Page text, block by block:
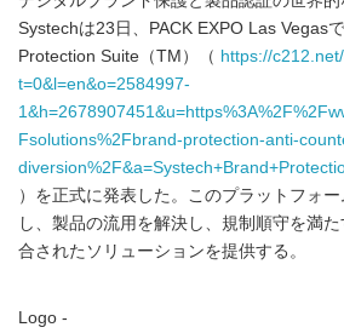
Systechは23日、PACK EXPO Las Vegas
Protection Suite（TM）（ https://
t=0&l=en&o=2584997-
Fsolutions%2Fbrand-protection-anti-
）を正式に発表した。このプラットフォ
し、製品の流用を解決し、規制順守を満
合されたソリューションを提供する。
Logo -